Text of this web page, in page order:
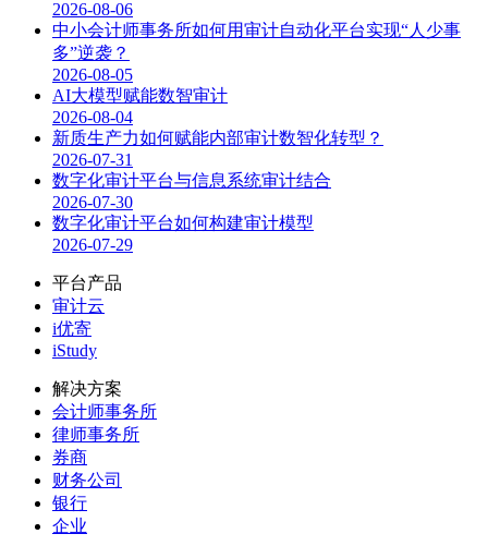
2026-08-06
中小会计师事务所如何用审计自动化平台实现“人少事
多”逆袭？
2026-08-05
AI大模型赋能数智审计
2026-08-04
新质生产力如何赋能内部审计数智化转型？
2026-07-31
数字化审计平台与信息系统审计结合
2026-07-30
数字化审计平台如何构建审计模型
2026-07-29
平台产品
审计云
i优寄
iStudy
解决方案
会计师事务所
律师事务所
券商
财务公司
银行
企业